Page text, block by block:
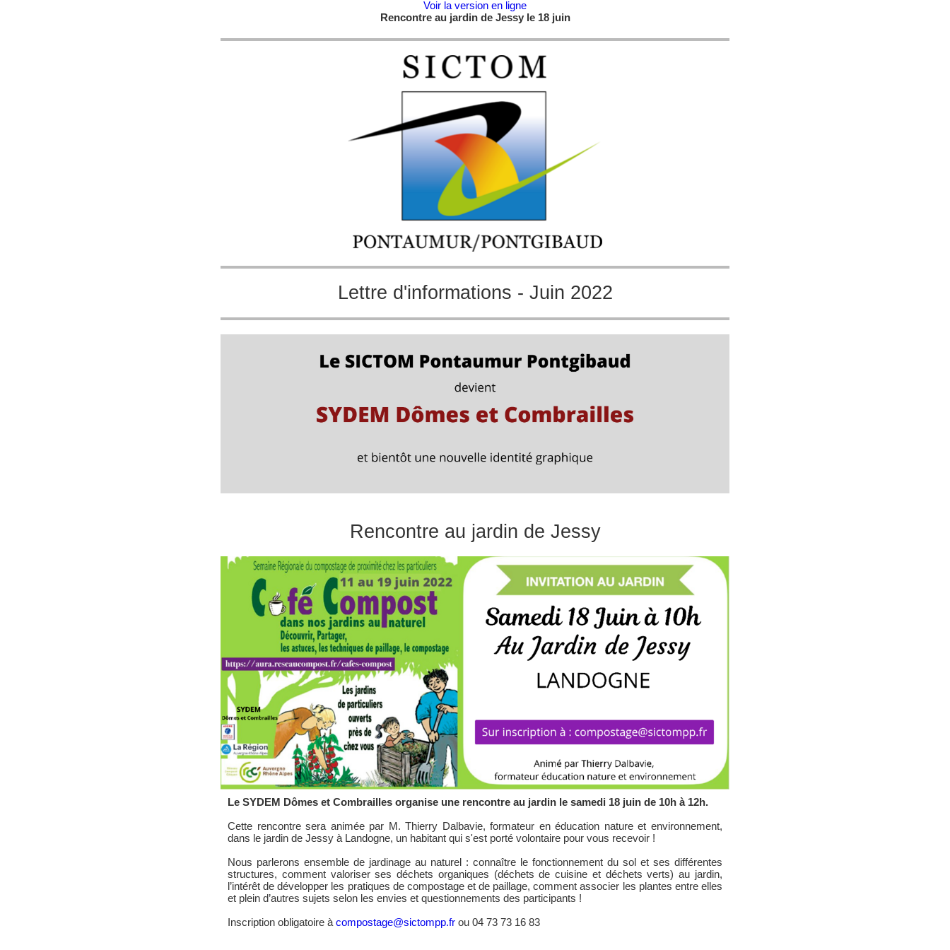
Voir la version en ligne
Rencontre au jardin de Jessy le 18 juin
Lettre d'informations - Juin 2022
Rencontre au jardin de Jessy
Le SYDEM Dômes et Combrailles organise une rencontre au jardin le samedi 18 juin de 10h à 12h.
Cette rencontre sera animée par M. Thierry Dalbavie, formateur en éducation nature et environnement,
dans le jardin de Jessy à Landogne, un habitant qui s'est porté volontaire pour vous recevoir !
Nous parlerons ensemble de jardinage au naturel : connaître le fonctionnement du sol et ses différentes
structures, comment valoriser ses déchets organiques (déchets de cuisine et déchets verts) au jardin,
l’intérêt de développer les pratiques de compostage et de paillage, comment associer les plantes entre elles
et plein d’autres sujets selon les envies et questionnements des participants !
Inscription obligatoire à compostage@sictompp.fr ou 04 73 73 16 83